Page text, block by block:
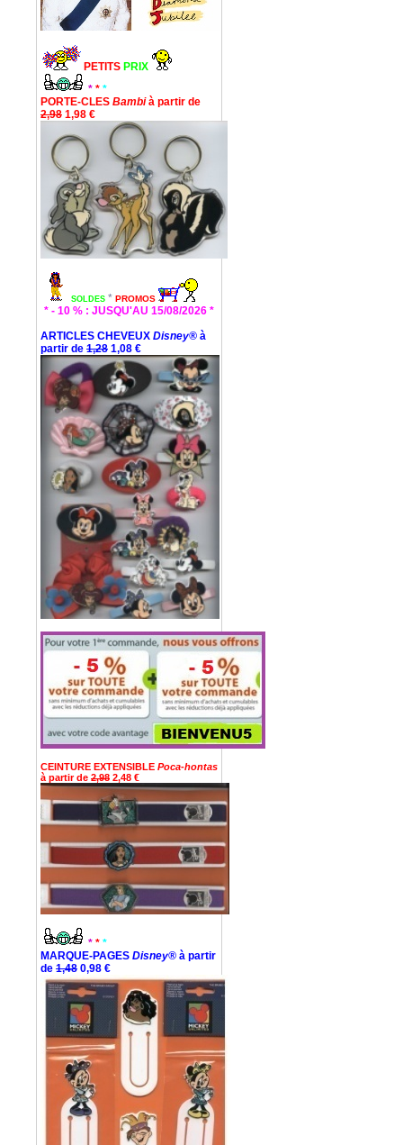
PETITS PRIX
* * *
PORTE-CLES Bambià partir de
2,98 1,98 €
SOLDES * PROMOS
* - 10 % : JUSQU'AU 15/08/2026 *
ARTICLES CHEVEUX Disney® à
partir de 1,28 1,08 €
CEINTURE EXTENSIBLE Poca-hontas
à partir de 2,98 2,48 €
* * *
MARQUE-PAGES Disney® à partir
de 1,48 0,98 €